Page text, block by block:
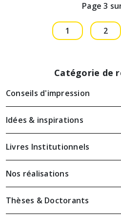
Page 3
1 2
Catégorie de
Conseils d'impression
Idées & inspirations
Livres Institutionnels
Nos réalisations
Thèses & Doctorants